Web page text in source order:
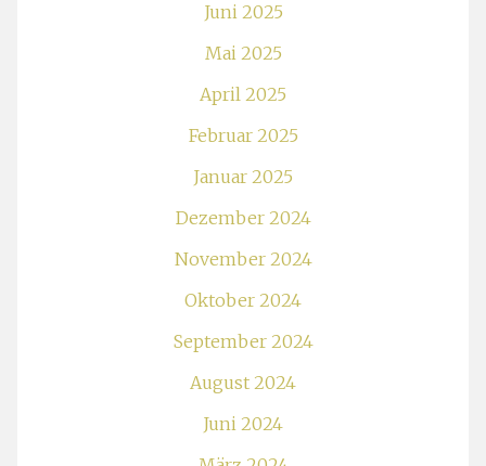
Juni 2025
Mai 2025
April 2025
Februar 2025
Januar 2025
Dezember 2024
November 2024
Oktober 2024
September 2024
August 2024
Juni 2024